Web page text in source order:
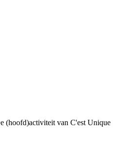
(hoofd)activiteit van C'est Unique